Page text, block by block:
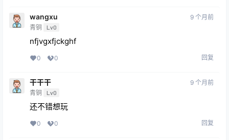
wangxu
青铜 Lv0
9 个月前
nfjvgxfjckghf
0 0 回复
干干干
青铜 Lv0
9 个月前
还不错想玩
0 0 回复